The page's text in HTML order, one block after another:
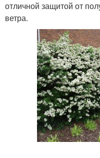
отличной защитой от
ветра.